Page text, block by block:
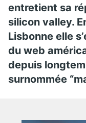
entretient sa
silicon valley.
Lisbonne elle
du web
depuis
surnommée